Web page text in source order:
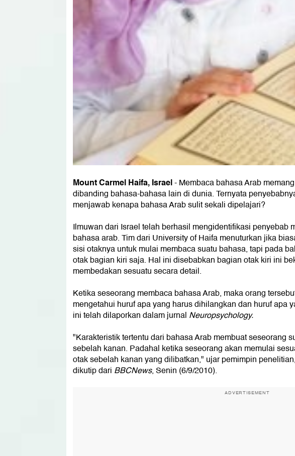
Mount Carmel Haifa, Israel- Membaca bahasa Arab
dibanding bahasa-bahasa lain di dunia. Ternyata
menjawab kenapa bahasa Arab sulit sekali dipelajari?
Ilmuwan dari Israel telah berhasil mengidentifikasi penyebab
bahasa arab. Tim dari University of Haifa menuturkan jika
sisi otaknya untuk mulai membaca suatu bahasa, tapi pada
otak bagian kiri saja. Hal ini disebabkan bagian otak kiri ini
membedakan sesuatu secara detail.
Ketika seseorang membaca bahasa Arab, maka orang
mengetahui huruf apa yang harus dihilangkan dan huruf apa
ini telah dilaporkan dalam jurnal Neuropsychology.
"Karakteristik tertentu dari bahasa Arab membuat seseorang
sebelah kanan. Padahal ketika seseorang akan memulai
otak sebelah kanan yang dilibatkan," ujar pemimpin
dikutip dari BBCNews, Senin (6/9/2010).
ADVERTISEMENT